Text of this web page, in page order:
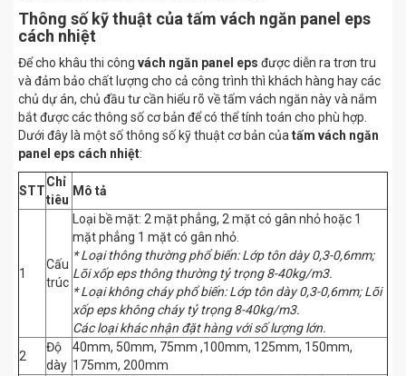
Thông số kỹ thuật của tấm vách ngăn panel eps
cách nhiệt
Để cho khâu thi công vách ngăn panel eps được diễn ra trơn tru
và đảm bảo chất lượng cho cả công trình thì khách hàng hay các
chủ dự án, chủ đầu tư cần hiểu rõ về tấm vách ngăn này và nắm
bắt được các thông số cơ bản để có thể tính toán cho phù hợp.
Dưới đây là một số thông số kỹ thuật cơ bản của tấm vách ngăn
panel eps cách nhiệt:
STT
Chỉ
tiêu
Mô tả
1
Cấu
trúc
Loại bề mặt: 2 mặt phẳng, 2 mặt có gân nhỏ hoặc 1
mặt phẳng 1 mặt có gân nhỏ.
* Loại thông thường phổ biến: Lớp tôn dày 0,3-0,6mm;
Lõi xốp eps thông thường tỷ trọng 8-40kg/m3.
* Loại không cháy phổ biến: Lớp tôn dày 0,3-0,6mm; Lõi
xốp eps không cháy tỷ trọng 8-40kg/m3.
Các loại khác nhận đặt hàng với số lượng lớn.
2
Độ
dày
40mm, 50mm, 75mm ,100mm, 125mm, 150mm,
175mm, 200mm